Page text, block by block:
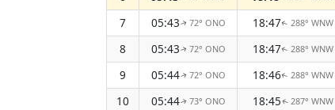
7
05:43↑ 72° ONO 18:47↑ 288° WNW
8
05:43↑ 72° ONO 18:47↑ 288° WNW
9
05:44↑ 72° ONO 18:46↑ 288° WNW
10
05:44↑ 73° ONO 18:45↑ 287° WNW